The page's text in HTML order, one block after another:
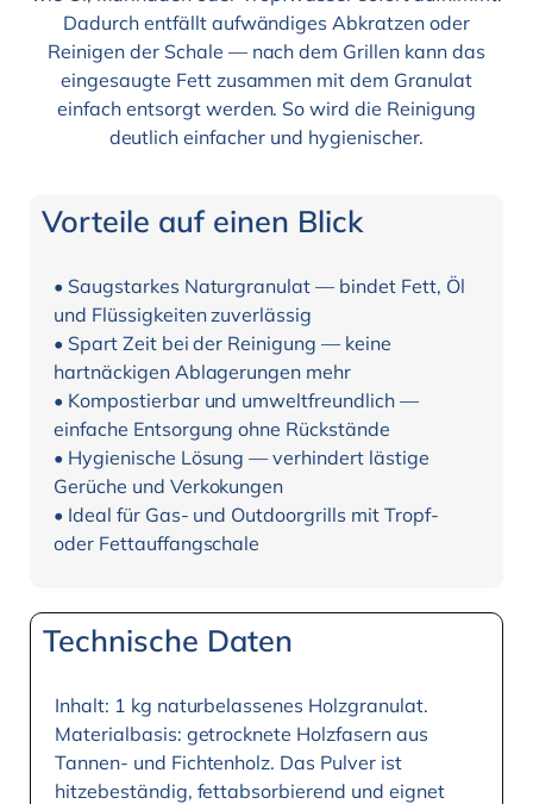
Dadurch entfällt aufwändiges Abkratzen oder
Reinigen der Schale — nach dem Grillen kann das
eingesaugte Fett zusammen mit dem Granulat
einfach entsorgt werden. So wird die Reinigung
deutlich einfacher und hygienischer.
Vorteile auf einen Blick
• Saugstarkes Naturgranulat — bindet Fett, Öl
und Flüssigkeiten zuverlässig
• Spart Zeit bei der Reinigung — keine
hartnäckigen Ablagerungen mehr
• Kompostierbar und umweltfreundlich —
einfache Entsorgung ohne Rückstände
• Hygienische Lösung — verhindert lästige
Gerüche und Verkokungen
• Ideal für Gas- und Outdoorgrills mit Tropf-
oder Fettauffangschale
Technische Daten
Inhalt: 1 kg naturbelassenes Holzgranulat.
Materialbasis: getrocknete Holzfasern aus
Tannen- und Fichtenholz. Das Pulver ist
hitzebeständig, fettabsorbierend und eignet